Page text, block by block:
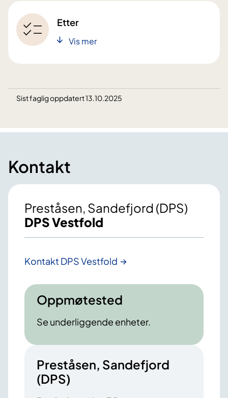
Etter
Vis mer
Sist faglig oppdatert 13.10.2025
Kontakt
Preståsen, Sandefjord (DPS)
DPS Vestfold
Kontakt DPS Vestfold
Oppmøtested
Se underliggende enheter.
Preståsen, Sandefjord
(DPS)